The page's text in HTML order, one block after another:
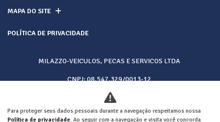
MAPA DO SITE
POLÍTICA DE PRIVACIDADE
MILAZZO-VEICULOS, PECAS E SERVICOS LTDA
CNPJ: 08.547.329/0013-12
Desacelere. Seu bem maior é a vida.
Para proteger seus dados pessoais durante a navegação respeitamos nossa
Política de privacidade. Ao seguir com a navegação e visita você concorda